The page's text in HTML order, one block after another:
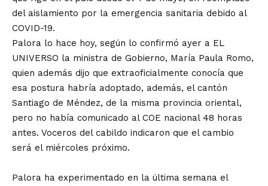
del aislamiento por la emergencia sanitaria debido al
COVID-19.
Palora lo hace hoy, según lo confirmó ayer a EL
UNIVERSO la ministra de Gobierno, María Paula Romo,
quien además dijo que extraoficialmente conocía que
esa postura habría adoptado, además, el cantón
Santiago de Méndez, de la misma provincia oriental,
pero no había comunicado al COE nacional 48 horas
antes. Voceros del cabildo indicaron que el cambio
será el miércoles próximo.
Palora ha experimentado en la última semana el